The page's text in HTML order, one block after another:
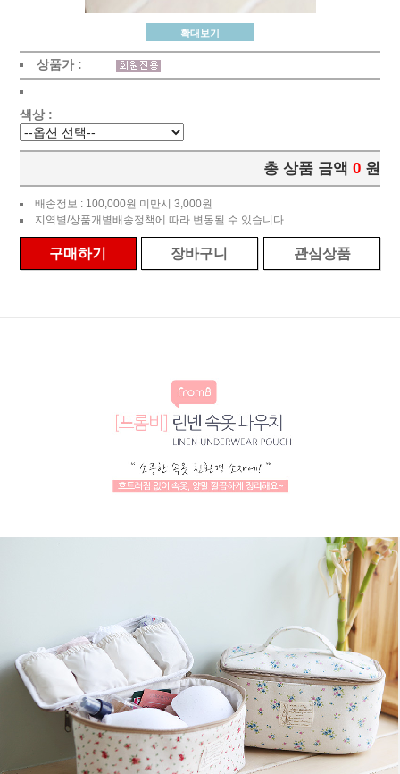
확대보기
상품가 :
색상 :
총 상품 금액 0 원
배송정보 : 100,000원 미만시 3,000원
지역별/상품개별배송정책에 따라 변동될 수 있습니다
구매하기 장바구니 관심상품